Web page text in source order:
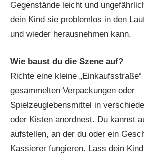
Gegenstände leicht und
dein Kind sie problemlos in den
und wieder herausnehmen kann.
Wie baust du die Szene auf?
Richte eine kleine
gesammelten Verpackungen oder
Spielzeuglebensmittel in
oder Kisten anordnest. Du kannst
aufstellen, an der du oder ein
Kassierer fungieren. Lass dein